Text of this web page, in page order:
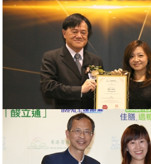
最受醫護人員歡迎健康品牌大獎2017